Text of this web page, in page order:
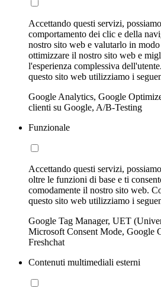
Accettando questi servizi,
comportamento dei clic e della
nostro sito web e valutarlo in
ottimizzare il nostro sito web e
l'esperienza complessiva
questo sito web utilizziamo i
Google Analytics, Google
clienti su Google, A/B-Testing
Funzionale
Accettando questi servizi,
oltre le funzioni di base e ti
comodamente il nostro sito web.
questo sito web utilizziamo i
Google Tag Manager, UET
Microsoft Consent Mode, Google
Freshchat
Contenuti multimediali esterni